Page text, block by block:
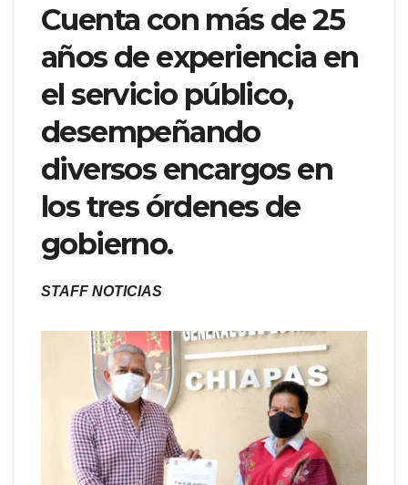
Cuenta con más de 25
años de experiencia en
el servicio público,
desempeñando
diversos encargos en
los tres órdenes de
gobierno.
STAFF NOTICIAS